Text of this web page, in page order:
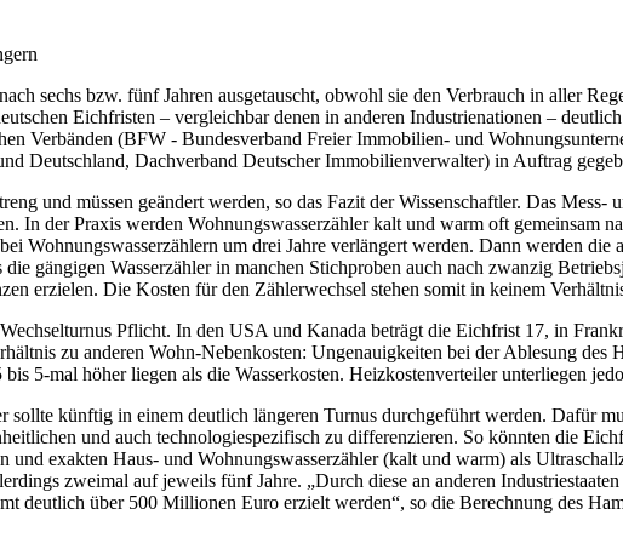
sechs bzw. fünf Jahren ausgetauscht, obwohl sie den Verbrauch in aller
Eichfristen – vergleichbar denen in anderen Industrienationen –
Verbänden (BFW - Bundesverband Freier Immobilien- und
Deutschland, Dachverband Deutscher Immobilienverwalter) in Auftrag
und müssen geändert werden, so das Fazit der Wissenschaftler. Das Mess-
In der Praxis werden Wohnungswasserzähler kalt und warm oft gemeinsam
Wohnungswasserzählern um drei Jahre verlängert werden. Dann werden die
gängigen Wasserzähler in manchen Stichproben auch nach zwanzig
erzielen. Die Kosten für den Zählerwechsel stehen somit in keinem
Pflicht. In den USA und Kanada beträgt die Eichfrist 17, in
zu anderen Wohn-Nebenkosten: Ungenauigkeiten bei der Ablesung
5-mal höher liegen als die Wasserkosten. Heizkostenverteiler unterliegen
sollte künftig in einem deutlich längeren Turnus durchgeführt werden. Dafür
und auch technologiespezifisch zu differenzieren. So könnten die
und exakten Haus- und Wohnungswasserzähler (kalt und warm) als
zweimal auf jeweils fünf Jahre. „Durch diese an anderen
deutlich über 500 Millionen Euro erzielt werden“, so die Berechnung des